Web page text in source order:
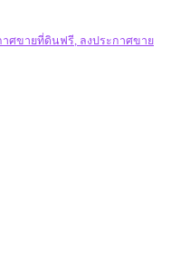
าศขายที่ดินฟรี, ลงประกาศขาย